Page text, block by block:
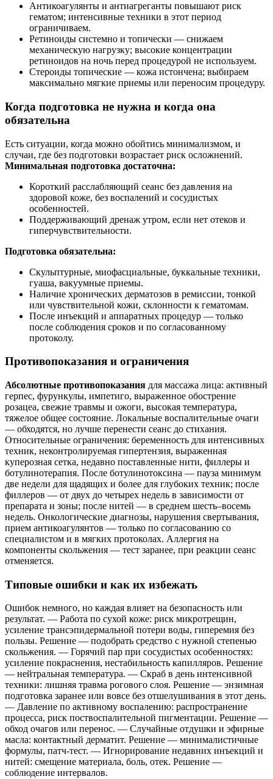
Антикоагулянты и антиагреганты повышают риск
гематом; интенсивные техники в этот период
ограничиваем.
Ретиноиды системно и топически — снижаем
механическую нагрузку; высокие концентрации
ретиноидов на ночь перед процедурой не используем.
Стероиды топические — кожа истончена; выбираем
максимально мягкие приемы или переносим процедуру.
Когда подготовка не нужна и когда она
обязательна
Есть ситуации, когда можно обойтись минимализмом, и
случаи, где без подготовки возрастает риск осложнений.
Минимальная подготовка достаточна:
Короткий расслабляющий сеанс без давления на
здоровой коже, без воспалений и сосудистых
особенностей.
Поддерживающий дренаж утром, если нет отеков и
гиперчувствительности.
Подготовка обязательна:
Скульптурные, миофасциальные, буккальные техники,
гуаша, вакуумные приемы.
Наличие хронических дерматозов в ремиссии, тонкой
или чувствительной кожи, склонности к гематомам.
После инъекций и аппаратных процедур — только
после соблюдения сроков и по согласованному
протоколу.
Противопоказания и ограничения
Абсолютные противопоказания для массажа лица: активный
герпес, фурункулы, импетиго, выраженное обострение
розацеа, свежие травмы и ожоги, высокая температура,
тяжелое общее состояние. Локальные воспалительные очаги
— обходятся, но лучше перенести сеанс до стихания.
Относительные ограничения: беременность для интенсивных
техник, неконтролируемая гипертензия, выраженная
куперозная сетка, недавно поставленные нити, филлеры и
ботулинотерапия. После ботулинотоксина — пауза минимум
две недели для щадящих и более для глубоких техник; после
филлеров — от двух до четырех недель в зависимости от
препарата и зоны; после нитей — в среднем шесть–восемь
недель. Онкологические диагнозы, нарушения свертывания,
прием антикоагулянтов — только по согласованию со
специалистом и в мягких протоколах. Аллергия на
компоненты скольжения — тест заранее, при реакции сеанс
отменяется.
Типовые ошибки и как их избежать
Ошибок немного, но каждая влияет на безопасность или
результат. — Работа по сухой коже: риск микротрещин,
усиление трансэпидермальной потери воды, гиперемия без
пользы. Решение — подобрать средство с нужной степенью
скольжения. — Горячий пар при сосудистых особенностях:
усиление покраснения, нестабильность капилляров. Решение
— нейтральная температура. — Скраб в день интенсивной
техники: лишняя травма рогового слоя. Решение — энзимная
подготовка заранее или вовсе без отшелушивания в этот день.
— Давление по активному воспалению: распространение
процесса, риск поствоспалительной пигментации. Решение —
обход очагов или перенос. — Случайные отдушки и эфирные
масла: контактный дерматит. Решение — минималистичные
формулы, патч‑тест. — Игнорирование недавних инъекций и
нитей: смещение материала, боль, отек. Решение —
соблюдение интервалов.